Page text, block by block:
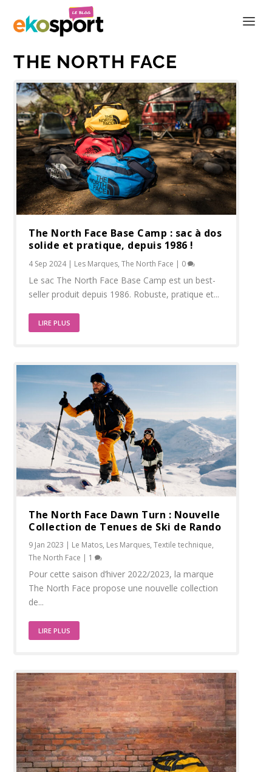
THE NORTH FACE
The North Face Base Camp : sac à dos
solide et pratique, depuis 1986 !
4 Sep 2024| Les Marques,The North Face | 0
Le sac The North Face Base Camp est un best-
seller produit depuis 1986. Robuste, pratique et...
LIRE PLUS
The North Face Dawn Turn : Nouvelle
Collection de Tenues de Ski de Rando
9 Jan 2023 | Le Matos, Les Marques,Textile technique,
The North Face | 1
Pour cette saison d’hiver 2022/2023, la marque
The North Face propose une nouvelle collection
de...
LIRE PLUS